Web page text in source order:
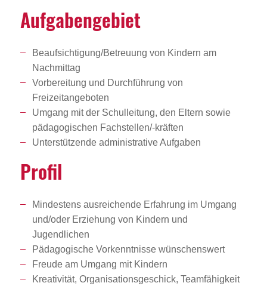
Aufga­ben­ge­biet
Beaufsichtigung/Betreuung von Kindern am
Nachmittag
Vorbereitung und Durchführung von
Freizeitangeboten
Umgang mit der Schulleitung, den Eltern sowie
pädagogischen Fachstellen/-kräften
Unterstützende administrative Aufgaben
Profil
Mindestens ausreichende Erfahrung im Umgang
und/oder Erziehung von Kindern und
Jugendlichen
Pädagogische Vorkenntnisse wünschenswert
Freude am Umgang mit Kindern
Kreativität, Organisationsgeschick, Teamfähigkeit